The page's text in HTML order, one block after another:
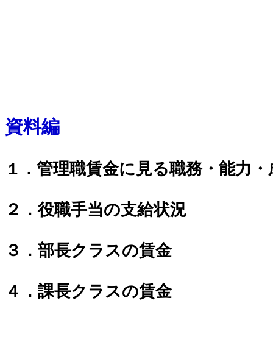
資料編
１． 管理職賃金に見る職務・能力
２．役職手当の支給状況
３．部長クラスの賃金
４．課長クラスの賃金